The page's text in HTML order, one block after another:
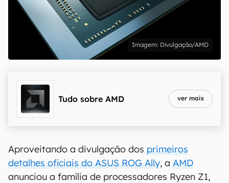
Divulgação/AMD
Tudo sobre AMD ver mais
Aproveitando a divulgação dos primeiros
detalhes oficiais do ASUS ROG Ally, a AMD
anunciou a família de processadores Ryzen Z1,